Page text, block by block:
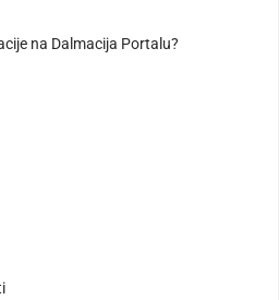
na Dalmacija Portalu?